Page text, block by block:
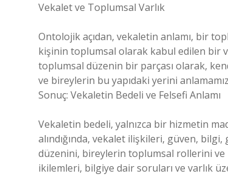
Vekalet ve Toplumsal Varlık
Ontolojik açıdan, vekaletin anlamı, bir
kişinin toplumsal olarak kabul edilen bir
toplumsal düzenin bir parçası olarak,
ve bireylerin bu yapıdaki yerini
Sonuç: Vekaletin Bedeli ve Felsefi Anlamı
Vekaletin bedeli, yalnızca bir hizmetin
alındığında, vekalet ilişkileri, güven,
düzenini, bireylerin toplumsal rollerini ve
ikilemleri, bilgiye dair soruları ve varlık